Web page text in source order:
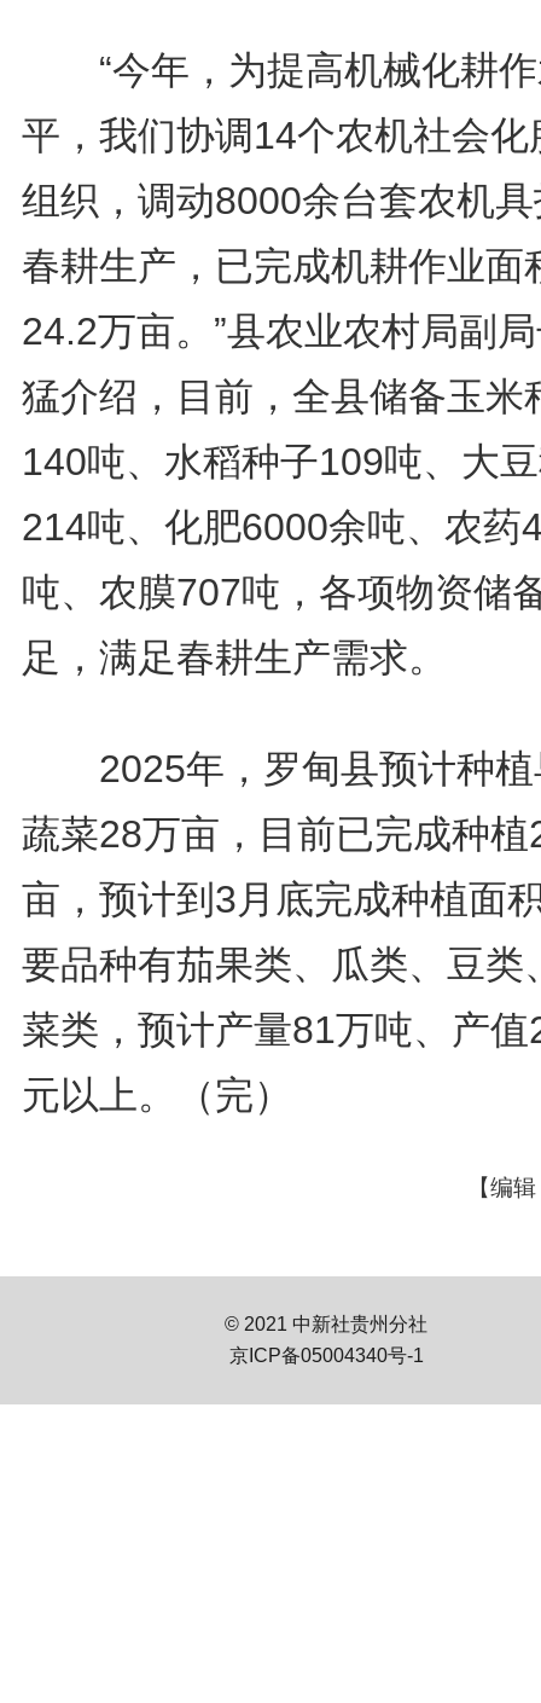
“今年，为提高机械化耕
平，我们协调14个农机社会化
组织，调动8000余台套农机
春耕生产，已完成机耕作业面
24.2万亩。”县农业农村局副
猛介绍，目前，全县储备玉米
140吨、水稻种子109吨、大
214吨、化肥6000余吨、农药
吨、农膜707吨，各项物资储
足，满足春耕生产需求。
2025年，罗甸县预计种植
蔬菜28万亩，目前已完成种植
亩，预计到3月底完成种植面
要品种有茄果类、瓜类、豆类
菜类，预计产量81万吨、产值
元以上。（完）
【编
© 2021 中新社贵州分社
京ICP备05004340号-1